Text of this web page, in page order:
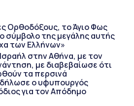
Ορθοδόξους, το Άγιο Φως
σύμβολο της μεγάλης αυτής
των Ελλήνων»
στην Αθήνα, με τον
με διαβεβαίωσε ότι
τα περσινά
ο υφυπουργός
για τον Απόδημο